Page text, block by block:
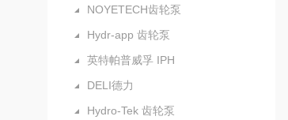
NOYETECH齿轮泵
Hydr-app 齿轮泵
英特帕普威孚 IPH
DELI德力
Hydro-Tek 齿轮泵